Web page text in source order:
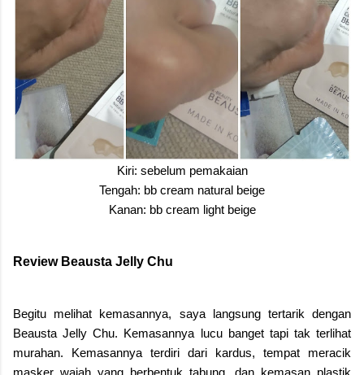
Kiri: sebelum pemakaian
Tengah: bb cream natural beige
Kanan: bb cream light beige
Review Beausta Jelly Chu
Begitu melihat kemasannya, saya langsung tertarik dengan
Beausta Jelly Chu. Kemasannya lucu banget tapi tak terlihat
murahan. Kemasannya terdiri dari kardus, tempat meracik